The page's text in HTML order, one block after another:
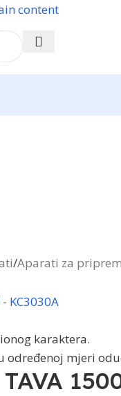
content
/Aparati za
karaktera.
određenoj mjeri